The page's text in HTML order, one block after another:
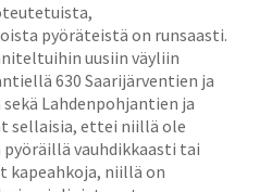
pyöräteistä on runsaasti.
uusiin väyliin
630 Saarijärventien ja
Lahdenpohjantien ja
sellaisia, ettei niillä ole
vauhdikkaasti tai
kapeahkoja, niillä on